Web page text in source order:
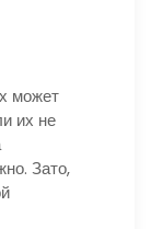
может
их не
Зато,